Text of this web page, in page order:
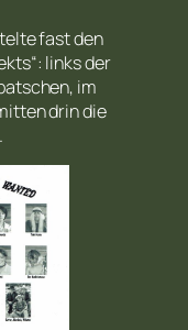
fast den
links der
im
drin die